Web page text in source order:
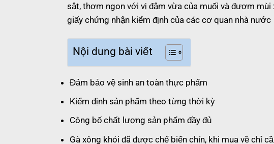
sật, thơm ngon với vị đậm vừa của muối và đượm
giấy chứng nhận kiểm định của các cơ quan nhà nước
Nội dung bài viết
Đảm bảo vệ sinh an toàn thực phẩm
Kiểm định sản phẩm theo từng thời kỳ
Công bố chất lượng sản phẩm đầy đủ
Gà xông khói đã được chế biến chín, khi mua về chỉ